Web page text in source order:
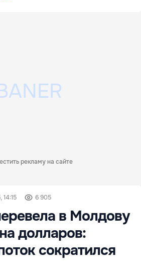
рекламу на сайте
14:15 6 905
в Молдову
долларов:
сократился